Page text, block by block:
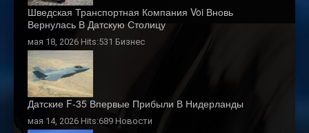
Шведская Транспортная Компания Voi Вновь
Вернулась В Датскую Столицу
мая 18, 2026 Hits:531 Бизнес
Датские F-35 Впервые Прибыли В Нидерланды
мая 14, 2026 Hits:689 Новости